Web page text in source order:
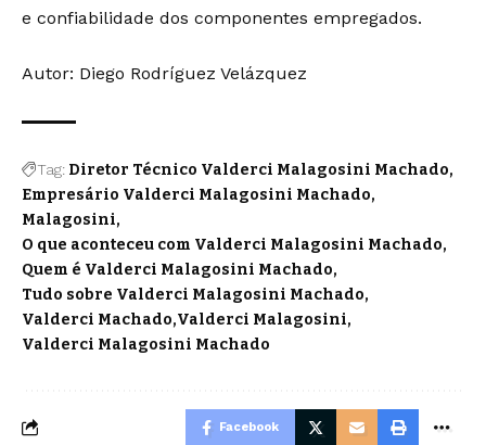
e confiabilidade dos componentes empregados.
Autor: Diego Rodríguez Velázquez
Tag: Diretor Técnico Valderci Malagosini Machado
Empresário Valderci Malagosini Machado
Malagosini
O que aconteceu com Valderci Malagosini Machado
Quem é Valderci Malagosini Machado
Tudo sobre Valderci Malagosini Machado
Valderci Machado Valderci Malagosini
Valderci Malagosini Machado
Facebook